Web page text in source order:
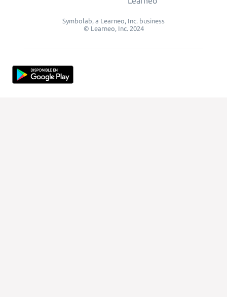
Symbolab, a Learneo, Inc. business
© Learneo, Inc. 2024